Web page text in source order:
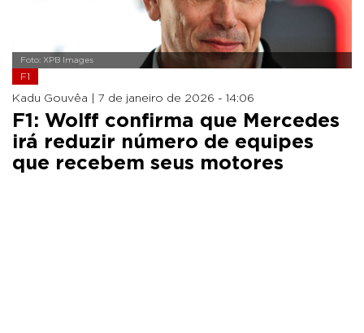
Foto: XPB Images
F1
Kadu Gouvêa | 7 de janeiro de 2026 - 14:06
F1: Wolff confirma que Mercedes
irá reduzir número de equipes
que recebem seus motores